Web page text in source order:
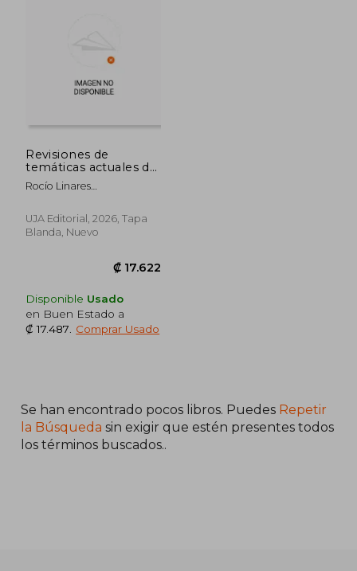
Revisiones de
temáticas actuales de
la psicología
Rocío Linares
Martínez;María José Navas
Martínez;María Del
Carmen Cano
Cobo;Enrique Barra
López;Yasmina Crespo
Cobo;Ana Victoria Arias
Orduña;Javier Rodríguez
Árbol;Sergio López
UJA Editorial, 2026, Tapa
Blanda, Nuevo
Disponible Usado
en Buen Estado a
₡ 17.487
Comprar Usado
Se han encontrado pocos libros. Puedes Repetir
la Búsqueda sin exigir que estén presentes todos
los términos buscados..